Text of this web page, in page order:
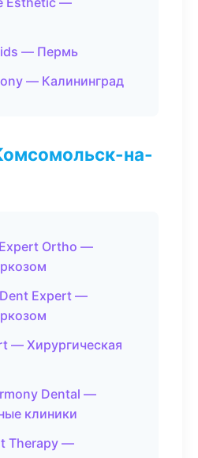
— Пермь
— Калининград
на-
Ortho —
Expert —
— Хирургическая
Dental —
клиники
Therapy —